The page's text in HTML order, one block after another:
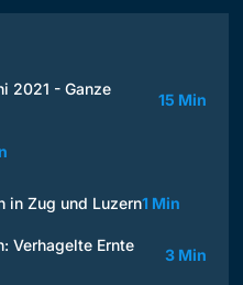
2021 - Ganze
15 Min
in Zug und Luzern1 Min
Verhagelte Ernte
3 Min